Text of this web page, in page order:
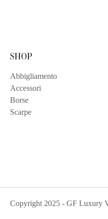
SHOP
Abbigliamento
Accessori
Borse
Scarpe
Copyright 2025 - GF Luxury